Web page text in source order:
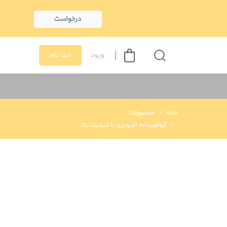
درخواست
ورود ثبت نام
خانه
محصولات
گواهینامه اندونزی با کیفیت بالا